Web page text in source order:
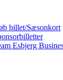
billet/Sæsonkort
Esbjerg